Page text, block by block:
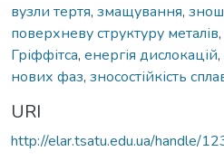
вузли тертя, змащування,
поверхневу структуру металів,
Гріффітса, енергія дислокацій,
нових фаз, зносостійкість
URI
http://elar.tsatu.edu.ua/handle/